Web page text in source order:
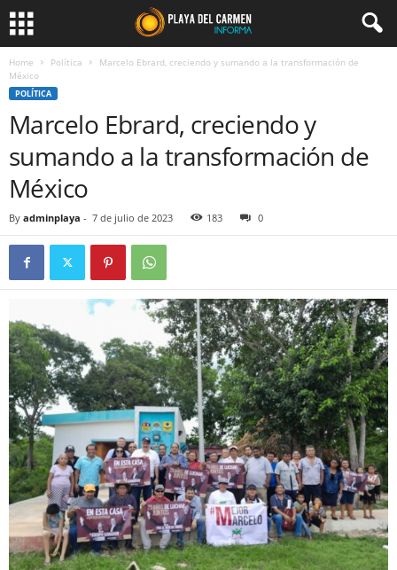
Home Política
Marcelo Ebrard, creciendo y sumando a la transformación de
México
POLÍTICA
Marcelo Ebrard, creciendo y
sumando a la transformación de
México
By adminplaya - 7 de julio de 2023 183 0